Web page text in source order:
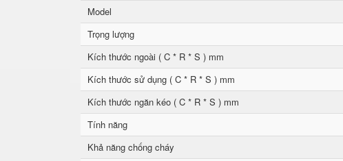
Model
Trọng lượng
Kích thước ngoài ( C * R * S ) mm
Kích thước sử dụng ( C * R * S ) mm
Kích thước ngăn kéo ( C * R * S ) mm
Tính năng
Khả năng chống cháy